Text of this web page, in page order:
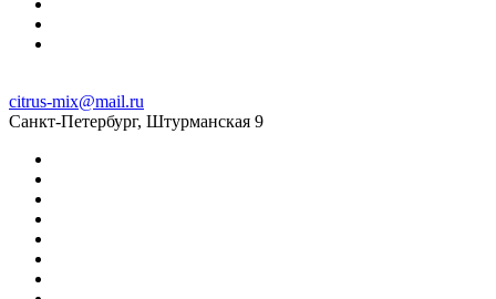
citrus-mix@mail.ru
Санкт-Петербург, Штурманская 9